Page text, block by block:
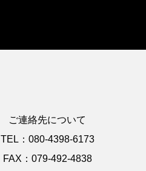
ご連絡先について
TEL：080-4398-6173
FAX：079-492-4838